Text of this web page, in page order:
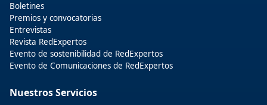
Boletines
Premios y convocatorias
Entrevistas
Revista RedExpertos
Evento de sostenibilidad de RedExpertos
Evento de Comunicaciones de RedExpertos
Nuestros Servicios